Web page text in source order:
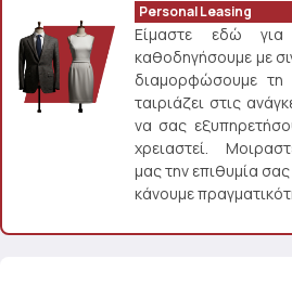
Personal Leasing
Είμαστε εδώ
καθοδηγήσουμε με
διαμορφώσουμε
ταιριάζει στις
να σας
χρειαστεί.
μας την επιθυμία
κάνουμε